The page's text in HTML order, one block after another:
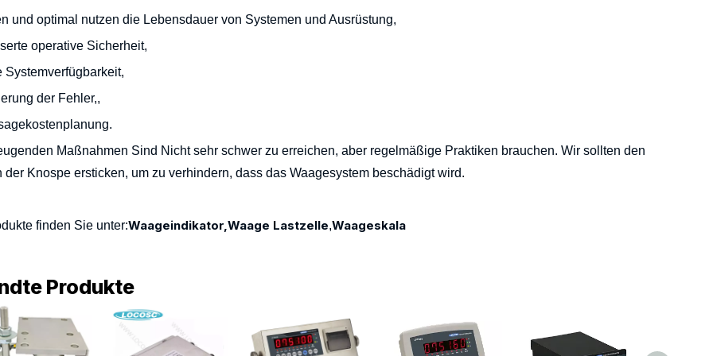
und optimal nutzen die Lebensdauer von Systemen und Ausrüstung,
operative Sicherheit,
Systemverfügbarkeit,
der Fehler,,
Maßnahmen Sind Nicht sehr schwer zu erreichen, aber regelmäßige Praktiken brauchen. Wir sollten den
der Knospe ersticken, um zu verhindern, dass das Waagesystem beschädigt wird.
finden Sie unter:Waageindikator,Waage Lastzelle,Waageskala
Produkte